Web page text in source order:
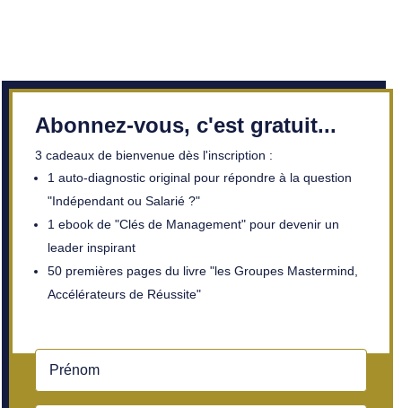
Abonnez-vous, c'est gratuit...
3 cadeaux de bienvenue dès l'inscription :
1 auto-diagnostic original pour répondre à la question
"Indépendant ou Salarié ?"
1 ebook de "Clés de Management" pour devenir un
leader inspirant
50 premières pages du livre "les Groupes Mastermind,
Accélérateurs de Réussite"